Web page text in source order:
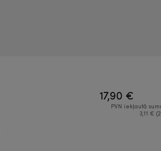
17,90 €
PVN iekļautā
3,11 €